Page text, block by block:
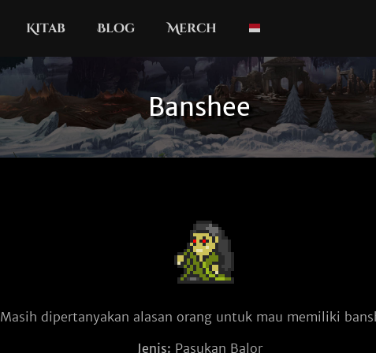
Kitab Blog Merch
Banshee
Masih dipertanyakan alasan orang untuk mau memiliki
Jenis: Pasukan Balor